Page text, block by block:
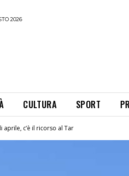
2026
CULTURA SPORT
aprile, c’è il ricorso al Tar